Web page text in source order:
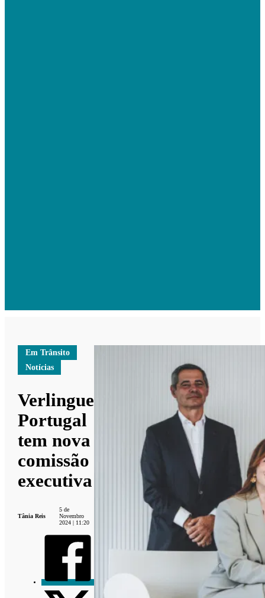
Em Trânsito
Notícias
Verlingue
Portugal
tem nova
comissão
executiva
Tânia Reis
5 de
Novembro
2024 | 11:20